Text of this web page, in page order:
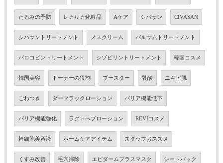
たるみの予防 レカルカ化粧品 Aケア シバサン CIVASAN
シバサントリートメント メスクリーム バルサムトリートメント
バロコビントリートメント シゾピリントリートメント 韓国コスメ
韓国美容 トーナーの役割 ブースター 乳酸 ニキビ肌
ごわつき ダーマラックローション バリア機能低下
バリア機能強化 ラクトぺプローション REVIコスメ
幹細胞美容液 ホームケアアイテム スタッフおススメ
くすみ改善 毛穴掃除 エピダームプラスマスク シートパック